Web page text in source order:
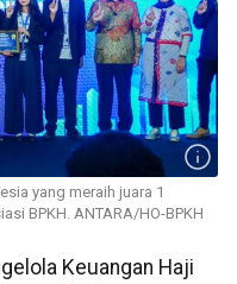
yang meraih juara 1
BPKH. ANTARA/HO-BPKH
Keuangan Haji